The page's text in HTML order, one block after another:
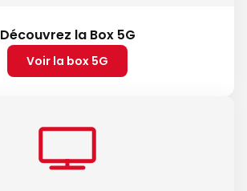
Découvrez la Box 5G
Voir la box 5G